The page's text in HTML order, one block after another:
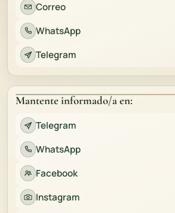
Correo
WhatsApp
Telegram
Mantente informado/a en:
Telegram
WhatsApp
Facebook
Instagram